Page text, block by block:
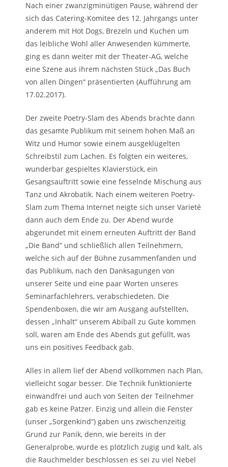
Nach einer zwanzigminütigen Pause, während der
sich das Catering-Komitee des 12. Jahrgangs unter
anderem mit Hot Dogs, Brezeln und Kuchen um
das leibliche Wohl aller Anwesenden kümmerte,
ging es dann weiter mit der Theater-AG, welche
eine Szene aus ihrem nächsten Stück „Das Buch
von allen Dingen“ präsentierten (Aufführung am
17.02.2017).
Der zweite Poetry-Slam des Abends brachte dann
das gesamte Publikum mit seinem hohen Maß an
Witz und Humor sowie einem ausgeklügelten
Schreibstil zum Lachen. Es folgten ein weiteres,
wunderbar gespieltes Klavierstück, ein
Gesangsauftritt sowie eine fesselnde Mischung aus
Tanz und Akrobatik. Nach einem weiteren Poetry-
Slam zum Thema Internet neigte sich unser Varieté
dann auch dem Ende zu. Der Abend wurde
abgerundet mit einem erneuten Auftritt der Band
„Die Band“ und schließlich allen Teilnehmern,
welche sich auf der Bühne zusammenfanden und
das Publikum, nach den Danksagungen von
unserer Seite und eine paar Worten unseres
Seminarfachlehrers, verabschiedeten. Die
Spendenboxen, die wir am Ausgang aufstellten,
dessen „Inhalt“ unserem Abiball zu Gute kommen
soll, waren am Ende des Abends gut gefüllt, was
uns ein positives Feedback gab.
Alles in allem lief der Abend vollkommen nach Plan,
vielleicht sogar besser. Die Technik funktionierte
einwandfrei und auch von Seiten der Teilnehmer
gab es keine Patzer. Einzig und allein die Fenster
(unser „Sorgenkind“) gaben uns zwischenzeitig
Grund zur Panik, denn, wie bereits in der
Generalprobe, wurde es plötzlich zugig und kalt, als
die Rauchmelder beschlossen es sei zu viel Nebel